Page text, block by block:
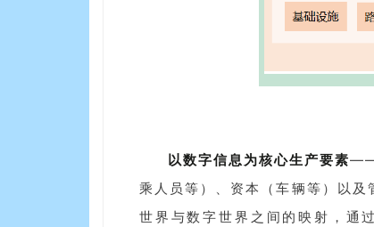
以数字信息为核心生产要素——
乘人员等）、资本（车辆等）以
世界与数字世界之间的映射，通